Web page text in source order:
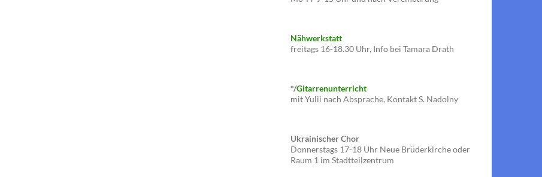
Nähwerkstatt
freitags 16-18.30 Uhr, Info bei Tamara Drath
*/Gitarrenunterricht
mit Yulii nach Absprache, Kontakt S. Nadolny
Ukrainischer Chor
Donnerstags 17-18 Uhr Neue Brüderkirche oder
Raum 1 im Stadtteilzentrum